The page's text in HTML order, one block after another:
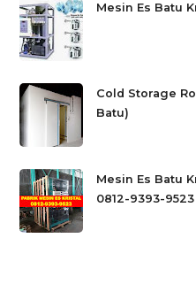
Mesin Es Batu
Cold Storage
Batu)
Mesin Es Batu
0812-9393-9523